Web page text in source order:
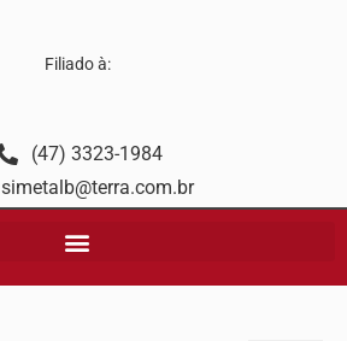
Filiado à:
(47) 3323-1984
simetalb@terra.com.br